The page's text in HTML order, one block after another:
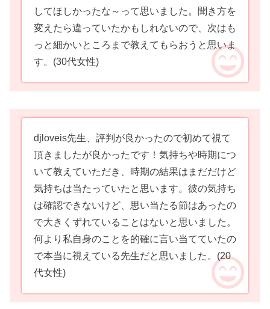
してほしかったな～って思いました。聞き方を
変えたら違っていたかもしれないので、次はも
っと細かいところまで教えてもらおうと思いま
す。 (30代女性)
djloveis先生、評判が良かったので初めて視て
頂きましたが良かったです！気持ちや時期につ
いて教えていただき、時期の結果はまだだけど
気持ちは当たっていたと思います。彼の気持ち
は確認できないけど、思い当たる節はあったの
で大きくずれていることはないと思いました。
何より私自身のことを的確に言い当てていたの
で本当に視えている先生だと思いました。 (20
代女性)